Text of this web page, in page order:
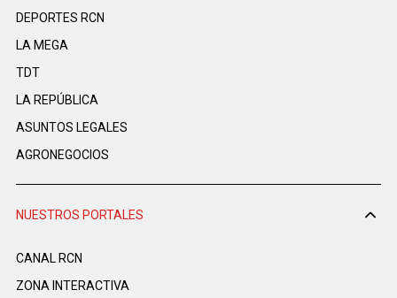
DEPORTES RCN
LA MEGA
TDT
LA REPÚBLICA
ASUNTOS LEGALES
AGRONEGOCIOS
NUESTROS PORTALES
CANAL RCN
ZONA INTERACTIVA